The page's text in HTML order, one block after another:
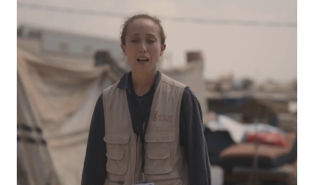
Temaer i fokus
UKRAINE
MINERYDNING
KLIMA BØRN